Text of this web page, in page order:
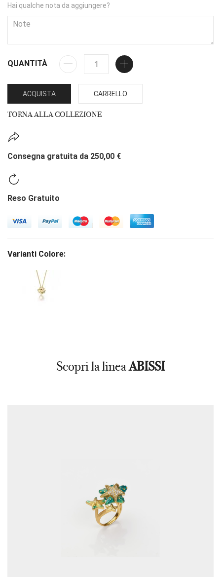
Hai qualche nota da aggiungere?
QUANTITÀ
ACQUISTA CARRELLO
TORNA ALLA COLLEZIONE
Consegna gratuita da 250,00 €
Reso Gratuito
Varianti Colore:
Scopri la lineaABISSI